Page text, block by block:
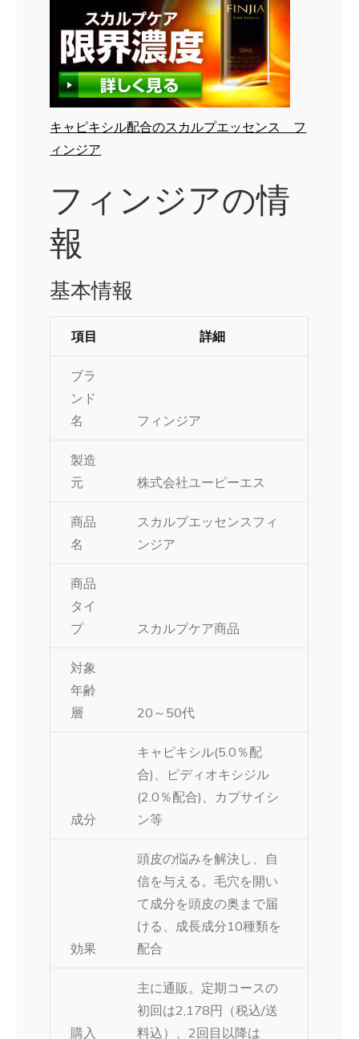
キャピキシル配合のスカルプエッセンス フ
ィンジア
フィンジアの情
報
基本情報
項目 詳細
ブラ
ンド
名
フィンジア
製造
元
株式会社ユーピーエス
商品
名
スカルプエッセンスフィ
ンジア
商品
タイ
プ
スカルプケア商品
対象
年齢
層
20～50代
成分
キャピキシル(5.0％配
合)、ピディオキシジル
(2.0％配合)、カプサイシ
ン等
効果
頭皮の悩みを解決し、自
信を与える。毛穴を開い
て成分を頭皮の奥まで届
ける、成長成分10種類を
配合
購入
主に通販。定期コースの
初回は2,178円（税込/送
料込）、2回目以降は